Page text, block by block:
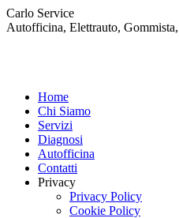
Skip
to
Carlo Service
Autofficina, Elettrauto,
Home
Chi Siamo
Servizi
Diagnosi
Autofficina
Contatti
Privacy
Privacy Policy
Cookie Policy